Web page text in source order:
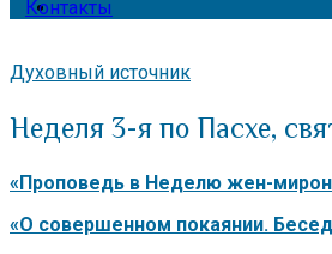
Контакты
Духовный источник
Неделя 3-я по Пасхе,
«Проповедь в Неделю жен-
«О совершенном покаянии.